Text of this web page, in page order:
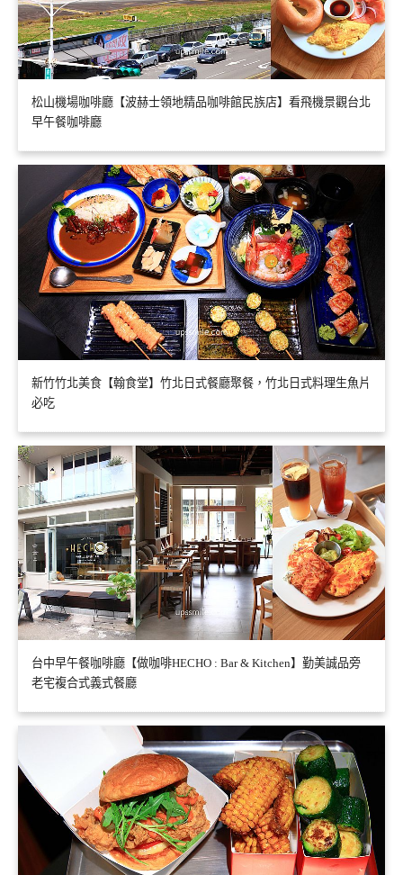
松山機場咖啡廳【波赫士領地精品咖啡館民族店】看飛機景觀台北
早午餐咖啡廳
新竹竹北美食【翰食堂】竹北日式餐廳聚餐，竹北日式料理生魚片
必吃
台中早午餐咖啡廳【做咖啡HECHO : Bar & Kitchen】勤美誠品旁
老宅複合式義式餐廳